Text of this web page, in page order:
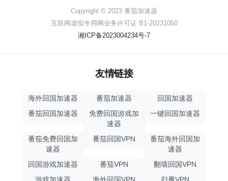
Copyright © 2023 番茄加速器
互联网虚拟专用网业务许可证 B1-20231050
湘ICP备2023004234号-7
友情链接
海外回国加速器 番茄加速器
回国加速器
番茄回国加速器
免费回国游戏加
速器
一键回国加速器
番茄免费回国加
速器
番茄回国VPN
番茄海外回国加
速器
回国游戏加速器
番茄VPN
翻墙回国VPN